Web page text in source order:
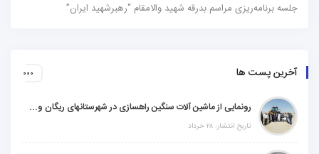
جلسه برنامه‌ریزی مراسم بدرقه شهید والامقام “رهبرشهید ایران”
آخرین پست ها
رونمایی از ماشین آلات سنگین راهسازی در شهرستانهای ریگان و گنبکی
تاریخ انتشار: ۲۸ خرداد